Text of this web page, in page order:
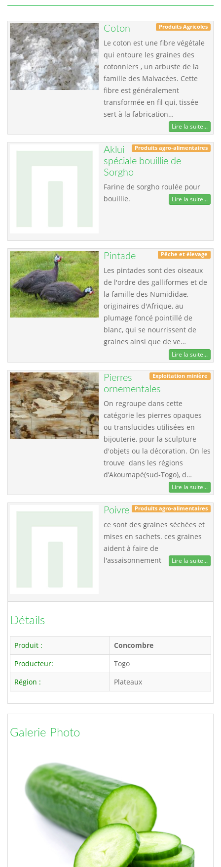
Produits Agricoles
Coton
Le coton est une fibre végétale
qui entoure les graines des
cotonniers , un arbuste de la
famille des Malvacées. Cette
fibre est généralement
transformée en fil qui, tissée
sert à la fabrication…
Lire la suite...
Produits agro-alimentaires
Aklui
spéciale bouillie de
Sorgho
Farine de sorgho roulée pour
bouillie.
Lire la suite...
Pêche et élevage
Pintade
Les pintades sont des oiseaux
de l'ordre des galliformes et de
la famille des Numididae,
originaires d'Afrique, au
plumage foncé pointillé de
blanc, qui se nourrissent de
graines ainsi que de ve…
Lire la suite...
Exploitation minière
Pierres
ornementales
On regroupe dans cette
catégorie les pierres opaques
ou translucides utilisées en
bijouterie, pour la sculpture
d'objets ou la décoration. On les
trouve dans les régions
d’Akoumapé(sud-Togo), d…
Lire la suite...
Produits agro-alimentaires
Poivre
ce sont des graines séchées et
mises en sachets. ces graines
aident à faire de
l'assaisonnement
Lire la suite...
Détails
Produit :
Concombre
Producteur:
Togo
Région :
Plateaux
Galerie Photo